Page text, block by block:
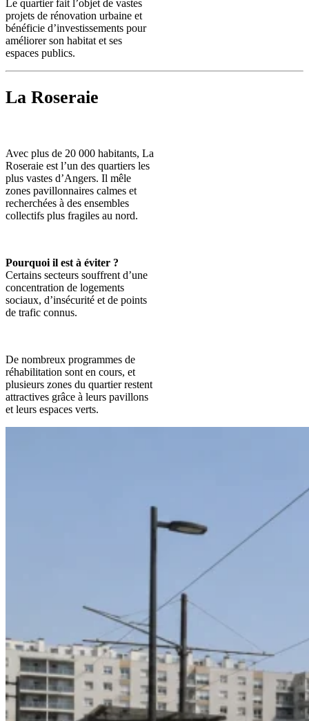
Le quartier fait l’objet de vastes
projets de rénovation urbaine et
bénéficie d’investissements pour
améliorer son habitat et ses
espaces publics.
La Roseraie
Avec plus de 20 000 habitants, La
Roseraie est l’un des quartiers les
plus vastes d’Angers. Il mêle
zones pavillonnaires calmes et
recherchées à des ensembles
collectifs plus fragiles au nord.
Pourquoi il est à éviter ?
Certains secteurs souffrent d’une
concentration de logements
sociaux, d’insécurité et de points
de trafic connus.
De nombreux programmes de
réhabilitation sont en cours, et
plusieurs zones du quartier restent
attractives grâce à leurs pavillons
et leurs espaces verts.